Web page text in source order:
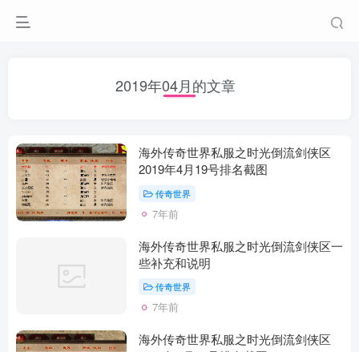
2019年04月的文章
海外传奇世界私服之时光倒流剑侠区
2019年4月19号排名截图
传奇世界
7年前
海外传奇世界私服之时光倒流剑侠区一
些补充和说明
传奇世界
7年前
海外传奇世界私服之时光倒流剑侠区